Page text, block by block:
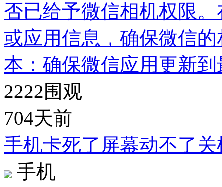
否已给予微信相机权限
或应用信息，确保微信
本：确保微信应用更新
2222围观
704天前
手机卡死了屏幕动不了
手机